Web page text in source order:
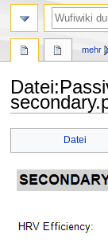
Datei:
Datei
mehr
Suche